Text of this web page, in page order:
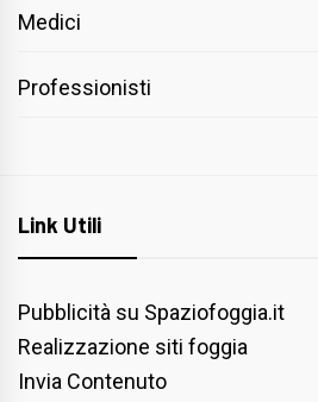
Medici
Professionisti
Link Utili
Pubblicità su Spaziofoggia.it
Realizzazione siti foggia
Invia Contenuto